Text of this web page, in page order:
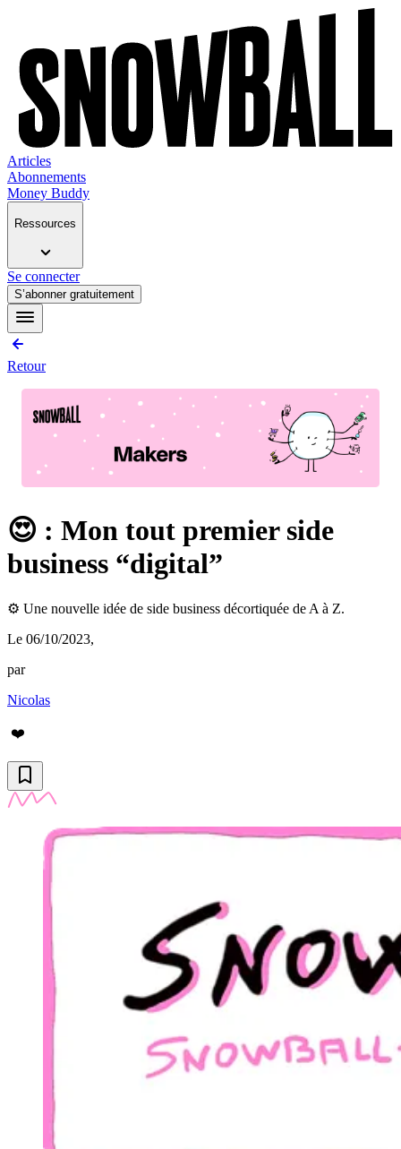
Articles
Abonnements
Money Buddy
Ressources
Se connecter
S’abonner gratuitement
Retour
😍 : Mon tout premier side
business “digital”
⚙️ Une nouvelle idée de side business décortiquée de A à Z.
Le 06/10/2023,
par
Nicolas
❤️